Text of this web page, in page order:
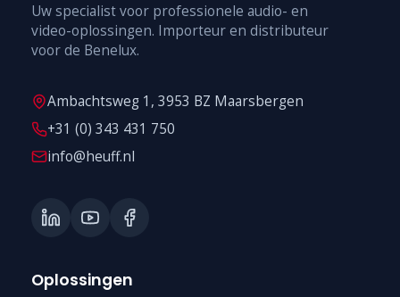
Uw specialist voor professionele audio- en
video-oplossingen. Importeur en distributeur
voor de Benelux.
Ambachtsweg 1, 3953 BZ Maarsbergen
+31 (0) 343 431 750
info@heuff.nl
Oplossingen